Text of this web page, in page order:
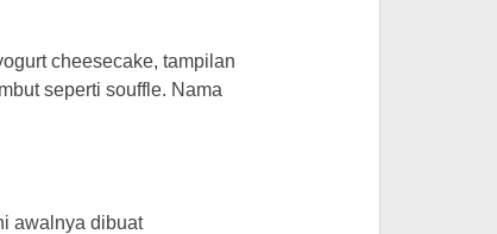
cheesecake, tampilan
seperti souffle. Nama
awalnya dibuat